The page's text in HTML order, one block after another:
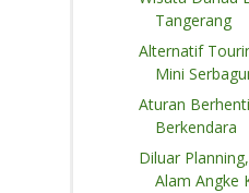
Tangerang
Alternatif
Mini
Aturan
Berkendara
Diluar
Alam Angke